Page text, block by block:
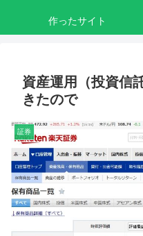
作ったサイト
資産運用（投資信
きたので
証券